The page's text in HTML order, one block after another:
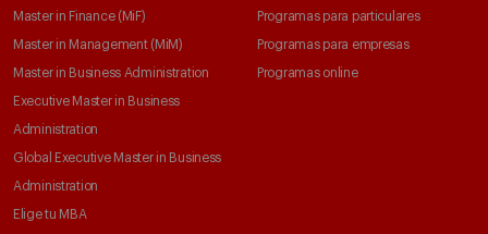
Master in Finance (MiF)
Master in Management (MiM)
Master in Business Administration
Executive Master in Business
Administration
Global Executive Master in Business
Administration
Elige tu MBA
Programas para particulares
Programas para empresas
Programas online